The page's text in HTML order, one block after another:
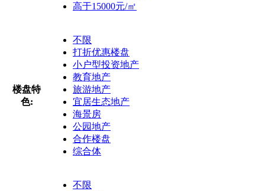
高于15000元/㎡
楼盘特
色:
不限
打折优惠楼盘
小户型投资地产
教育地产
旅游地产
宜居生态地产
海景房
公园地产
合作楼盘
综合体
不限